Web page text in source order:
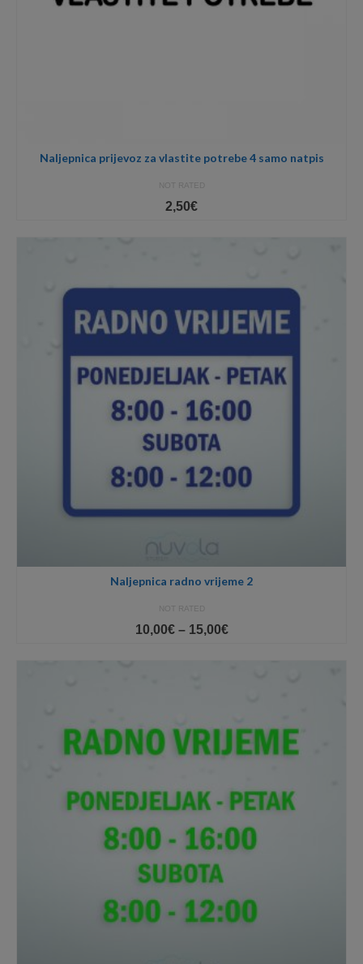
Naljepnica prijevoz za vlastite potrebe 4 samo natpis
NOT RATED
2,50€
Naljepnica radno vrijeme 2
NOT RATED
10,00€ – 15,00€Price